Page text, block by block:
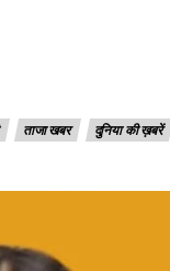
ताजा खबर दुनिया की ख़बरें